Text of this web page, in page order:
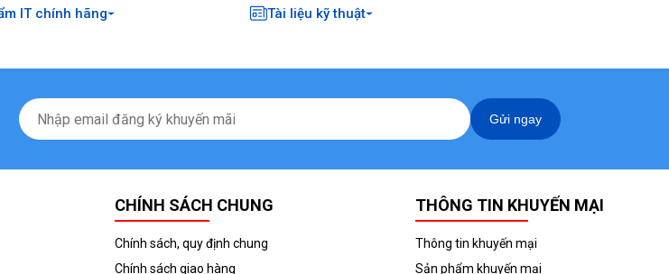
IT chính hãng Tài liệu kỹ thuật
Gửi ngay
CHÍNH SÁCH CHUNG
Chính sách, quy định chung
Chính sách giao hàng
THÔNG TIN KHUYẾN MẠI
Thông tin khuyến mại
Sản phẩm khuyến mại